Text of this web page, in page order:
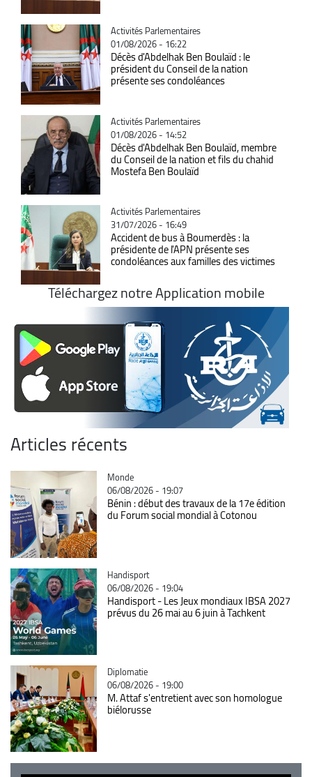
Catégorie
Activités Parlementaires
01/08/2026 - 16:22
Décès d'Abdelhak Ben Boulaïd : le
président du Conseil de la nation
présente ses condoléances
Catégorie
Activités Parlementaires
01/08/2026 - 14:52
Décès d'Abdelhak Ben Boulaïd, membre
du Conseil de la nation et fils du chahid
Mostefa Ben Boulaïd
Catégorie
Activités Parlementaires
31/07/2026 - 16:49
Accident de bus à Boumerdès : la
présidente de l'APN présente ses
condoléances aux familles des victimes
Téléchargez notre Application mobile
Articles récents
Catégorie
Monde
06/08/2026 - 19:07
Bénin : début des travaux de la 17e édition
du Forum social mondial à Cotonou
Catégorie
Handisport
06/08/2026 - 19:04
Handisport - Les Jeux mondiaux IBSA 2027
prévus du 26 mai au 6 juin à Tachkent
Catégorie
Diplomatie
06/08/2026 - 19:00
M. Attaf s'entretient avec son homologue
biélorusse